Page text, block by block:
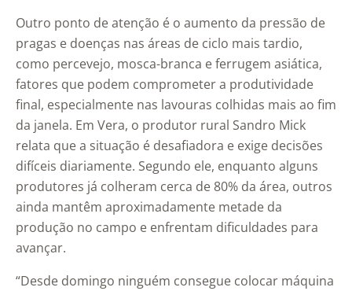
Outro ponto de atenção é o aumento da pressão de
pragas e doenças nas áreas de ciclo mais tardio,
como percevejo, mosca-branca e ferrugem asiática,
fatores que podem comprometer a produtividade
final, especialmente nas lavouras colhidas mais ao fim
da janela. Em Vera, o produtor rural Sandro Mick
relata que a situação é desafiadora e exige decisões
difíceis diariamente. Segundo ele, enquanto alguns
produtores já colheram cerca de 80% da área, outros
ainda mantêm aproximadamente metade da
produção no campo e enfrentam dificuldades para
avançar.
“Desde domingo ninguém consegue colocar máquina